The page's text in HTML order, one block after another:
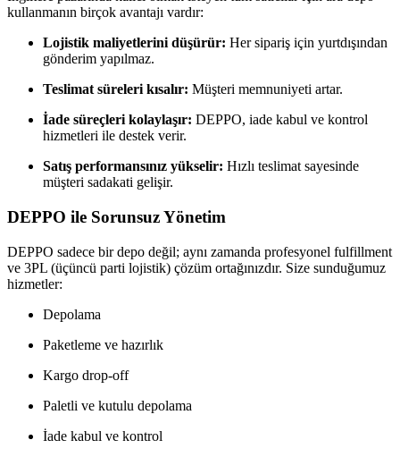
kullanmanın birçok avantajı vardır:
Lojistik maliyetlerini düşürür: Her sipariş için yurtdışından
gönderim yapılmaz.
Teslimat süreleri kısalır: Müşteri memnuniyeti artar.
İade süreçleri kolaylaşır: DEPPO, iade kabul ve kontrol
hizmetleri ile destek verir.
Satış performansınız yükselir: Hızlı teslimat sayesinde
müşteri sadakati gelişir.
DEPPO ile Sorunsuz Yönetim
DEPPO sadece bir depo değil; aynı zamanda profesyonel fulfillment
ve 3PL (üçüncü parti lojistik) çözüm ortağınızdır. Size sunduğumuz
hizmetler:
Depolama
Paketleme ve hazırlık
Kargo drop-off
Paletli ve kutulu depolama
İade kabul ve kontrol